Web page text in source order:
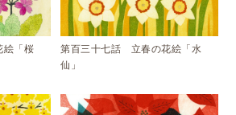
「桜
第百三十七話 立春の花絵「水
仙」